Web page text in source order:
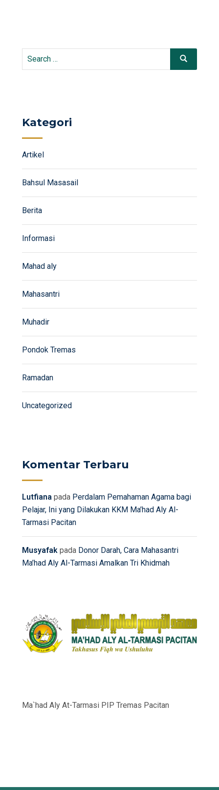
Search
Search
Kategori
Artikel
Bahsul Masasail
Berita
Informasi
Mahad aly
Mahasantri
Muhadir
Pondok Tremas
Ramadan
Uncategorized
Komentar Terbaru
Lutfiana pada Perdalam Pemahaman Agama bagi
Pelajar, Ini yang Dilakukan KKM Ma’had Aly Al-
Tarmasi Pacitan
Musyafak pada Donor Darah, Cara Mahasantri
Ma’had Aly Al-Tarmasi Amalkan Tri Khidmah
Ma`had Aly At-Tarmasi PIP Tremas Pacitan